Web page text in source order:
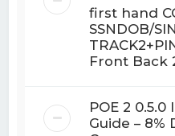
first hand
SSNDOB/
Front Back
POE 2
Guide – 8%